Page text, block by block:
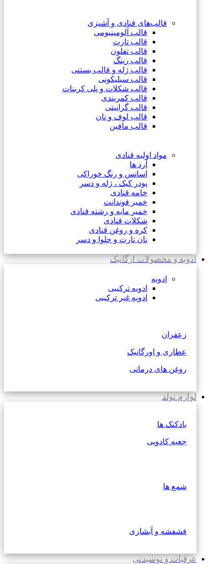
قالب‌های قنادی و آشپزی
قالب آلومینیومی
قالب تارت
قالب تفلون
قالب رینگ
قالب ژله و قالب بستنی
قالب سیلیکونی
قالب شکلات و پلی کربنات
قالب کمربندی
قالب گرانیتی
قالب لوف و نان
قالب مافین
مواد اولیه قنادی
آرد ها
اسانس و رنگ خوراکی
پودر کیک ، ژله و دسر
خامه قنادی
خمیر فوندانت
خمیر مایه و رشته قنادی
شکلات قنادی
کره و روغن قنادی
نان تارت و حلوا و دسر
ادویه و محصولات ارگانیک
ادویه
ادویه ترکیبی
ادویه غیر ترکیبی
زعفران
عطاری و اورگانیک
روغن های درمانی
لوازم تولد
بادکنک ها
جعبه کادویی
شمع ها
فشفشه و آبشاری
عرقیات و نوشیدنی